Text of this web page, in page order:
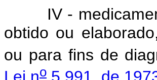
IV -
obtido ou
ou para fins de
o